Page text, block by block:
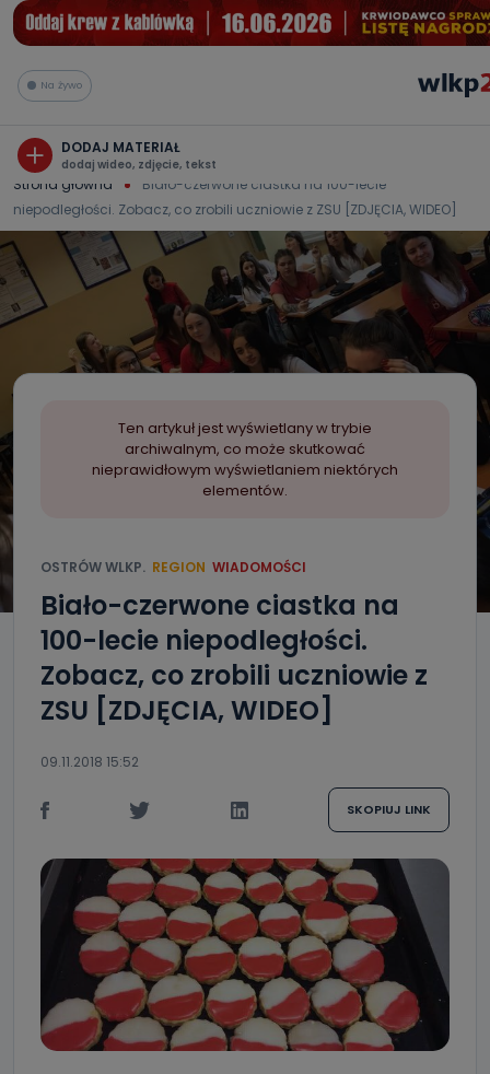
Na żywo
DODAJ MATERIAŁ
dodaj wideo, zdjęcie, tekst
Strona główna
Biało-czerwone ciastka na 100-lecie
niepodległości. Zobacz, co zrobili uczniowie z ZSU [ZDJĘCIA, WIDEO]
Ten artykuł jest wyświetlany w trybie
archiwalnym, co może skutkować
nieprawidłowym wyświetlaniem niektórych
elementów.
OSTRÓW WLKP. REGION WIADOMOŚCI
Biało-czerwone ciastka na
100-lecie niepodległości.
Zobacz, co zrobili uczniowie z
ZSU [ZDJĘCIA, WIDEO]
09.11.2018 15:52
SKOPIUJ LINK